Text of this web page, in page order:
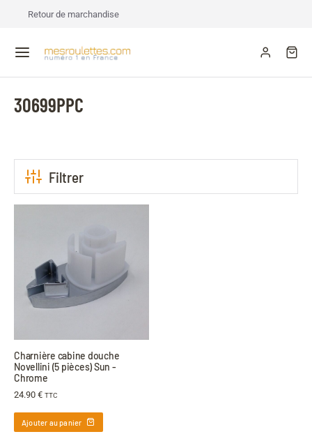
Retour de marchandise
30699PPC
Filtrer
Charnière cabine douche
Novellini (5 pièces) Sun -
Chrome
24.90 € TTC
Ajouter au panier